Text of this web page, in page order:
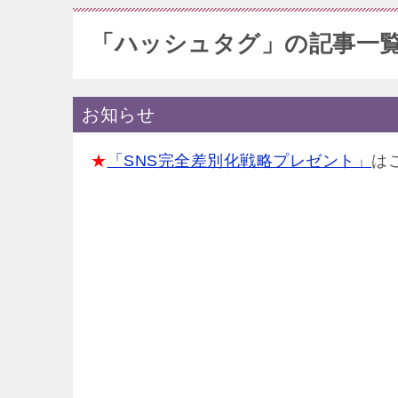
「ハッシュタグ」の記事一
お知らせ
★ 「SNS完全差別化戦略プレゼント」 は